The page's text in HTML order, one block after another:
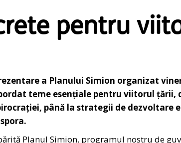
pentru
a Planului Simion organizat
teme esențiale pentru viitorul țării,
până la strategii de dezvoltare
Planul Simion, programul nostru de